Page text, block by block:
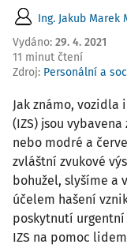
Ing. Jakub Marek
Vydáno: 29. 4. 2021
11 minut čtení
Zdroj: Personální a
Jak známo, vozidla
(IZS) jsou
nebo modré a
zvláštní zvukové
bohužel, slyšíme a
účelem hašení
poskytnutí
IZS na pomoc